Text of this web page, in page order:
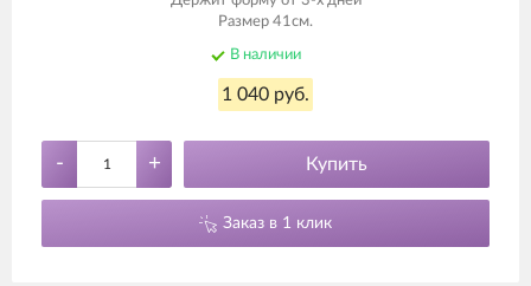
Размер 41см.
В наличии
1 040 руб.
- + Купить
Заказ в 1 клик